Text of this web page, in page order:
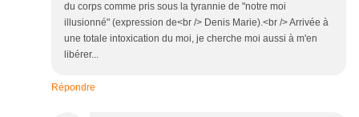
du corps comme pris sous la tyrannie de "notre moi
illusionné" (expression de<br /> Denis Marie).<br /> Arrivée à
une totale intoxication du moi, je cherche moi aussi à m'en
libérer...
Répondre